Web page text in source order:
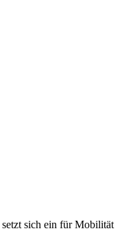
setzt sich ein für Mobilität